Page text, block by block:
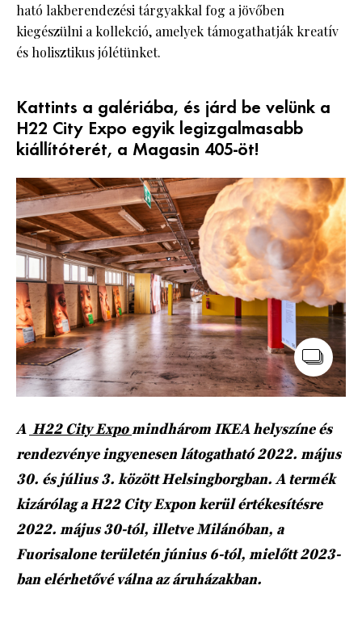
ható lakberendezési tárgyakkal fog a jövőben
kiegészülni a kollekció, amelyek támogathatják kreatív
és holisztikus jólétünket.
Kattints a galériába, és járd be velünk a
H22 City Expo egyik legizgalmasabb
kiállítóterét, a Magasin 405-öt!
A H22 City Expomindhárom IKEA helyszíne és
rendezvénye ingyenesen látogatható 2022. május
30. és július 3. között Helsingborgban. A termék
kizárólag a H22 City Expon kerül értékesítésre
2022. május 30-tól, illetve Milánóban, a
Fuorisalone területén június 6-tól, mielőtt 2023-
ban elérhetővé válna az áruházakban.